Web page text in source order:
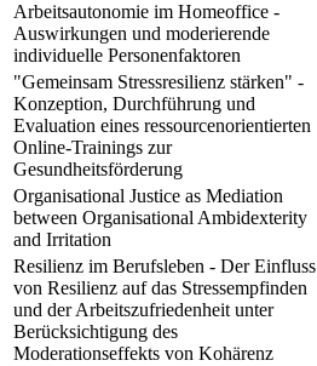
Arbeitsautonomie im Homeoffice -
Auswirkungen und moderierende
individuelle Personenfaktoren
"Gemeinsam Stressresilienz stärken" -
Konzeption, Durchführung und
Evaluation eines ressourcenorientierten
Online-Trainings zur
Gesundheitsförderung
Organisational Justice as Mediation
between Organisational Ambidexterity
and Irritation
Resilienz im Berufsleben - Der Einfluss
von Resilienz auf das Stressempfinden
und der Arbeitszufriedenheit unter
Berücksichtigung des
Moderationseffekts von Kohärenz